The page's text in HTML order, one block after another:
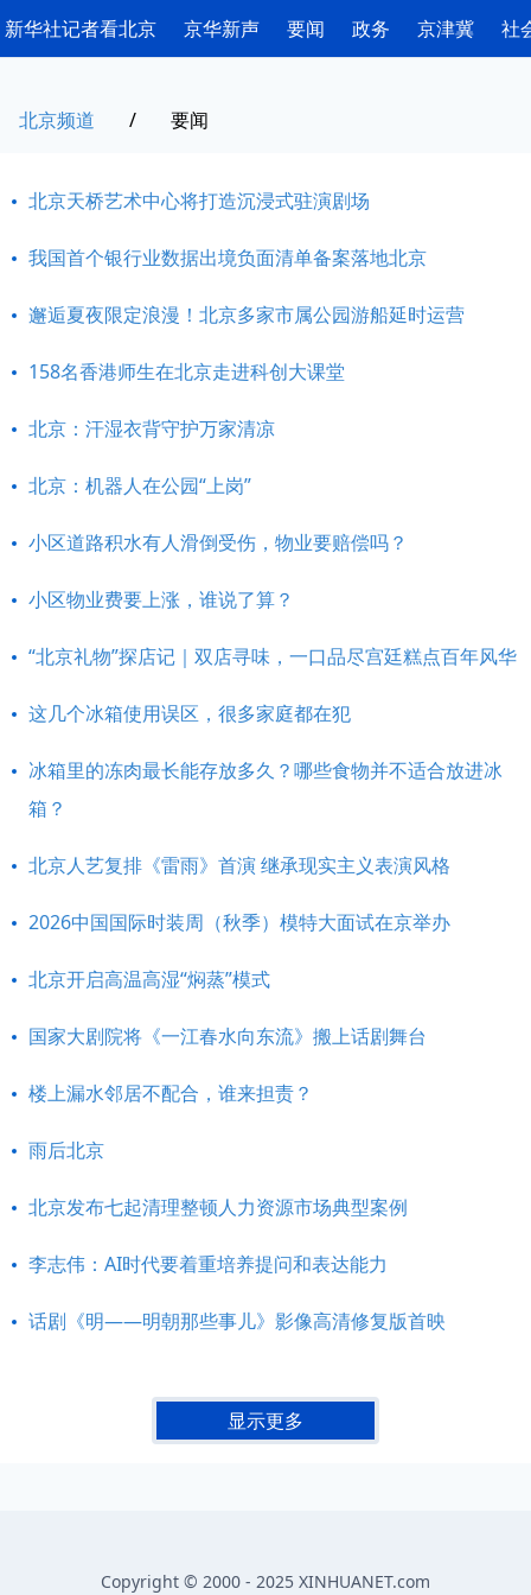
新华社记者看北京 京华新声 要闻 政务 京津冀 社
北京频道 / 要闻
北京天桥艺术中心将打造沉浸式驻演剧场
我国首个银行业数据出境负面清单备案落地北京
邂逅夏夜限定浪漫！北京多家市属公园游船延时运营
158名香港师生在北京走进科创大课堂
北京：汗湿衣背守护万家清凉
北京：机器人在公园“上岗”
小区道路积水有人滑倒受伤，物业要赔偿吗？
小区物业费要上涨，谁说了算？
“北京礼物”探店记｜双店寻味，一口品尽宫廷糕点百年风华
这几个冰箱使用误区，很多家庭都在犯
冰箱里的冻肉最长能存放多久？哪些食物并不适合放进冰
箱？
北京人艺复排《雷雨》首演 继承现实主义表演风格
2026中国国际时装周（秋季）模特大面试在京举办
北京开启高温高湿“焖蒸”模式
国家大剧院将《一江春水向东流》搬上话剧舞台
楼上漏水邻居不配合，谁来担责？
雨后北京
北京发布七起清理整顿人力资源市场典型案例
李志伟：AI时代要着重培养提问和表达能力
话剧《明——明朝那些事儿》影像高清修复版首映
显示更多
Copyright © 2000 - 2025 XINHUANET.com